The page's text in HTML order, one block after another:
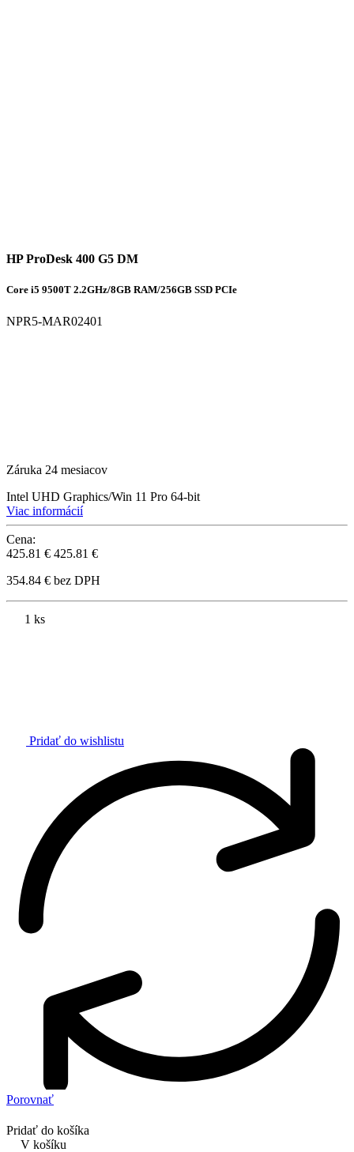
HP ProDesk 400 G5 DM
Core i5 9500T 2.2GHz/8GB RAM/256GB SSD PCIe
NPR5-MAR02401
Záruka 24 mesiacov
Intel UHD Graphics/Win 11 Pro 64-bit
Viac informácií
Cena:
425.81 € 425.81 €
354.84 € bez DPH
1 ks
Pridať do wishlistu
Porovnať
Pridať do košíka
V košíku